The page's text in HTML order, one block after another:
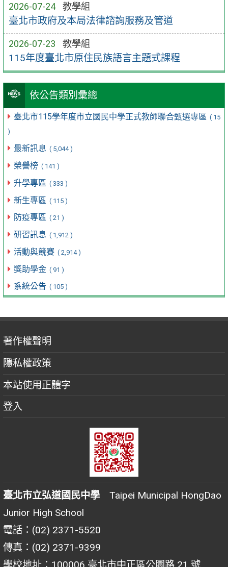
2026-07-24 教學組
臺北市政府及本局法律諮詢服務及管道
2026-07-23 教學組
115年度臺北市原住民族語言主題式課程
依公告類別彙總
臺北市115學年度市立國民中學正式教師聯合甄選專區 ( 15
)
最新訊息 ( 5,044 )
榮譽榜 ( 141 )
升學專區 ( 333 )
新生專區 ( 115 )
防疫專區 ( 21 )
研習訊息 ( 1,912 )
活動與競賽 ( 2,914 )
獎助學金 ( 91 )
系統公告 ( 105 )
著作權聲明
隱私權政策
本站使用正體字
登入
臺北市立弘道國民中學 Taipei Municipal HongDao
Junior High School
電話：(02) 2371-5520
傳真：(02) 2371-9399